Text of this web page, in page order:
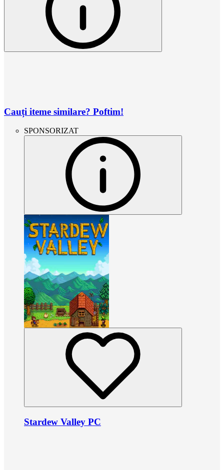
Cauți iteme similare? Poftim!
SPONSORIZAT
Stardew Valley PC